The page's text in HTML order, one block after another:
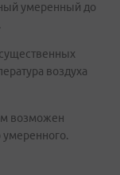
умеренный до
воздуха
возможен